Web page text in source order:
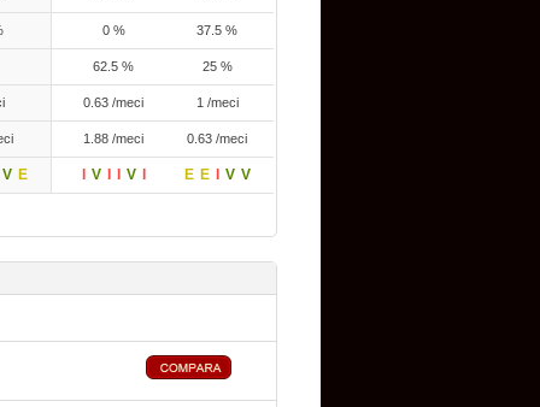
0 % 37.5 %
62.5 % 25 %
0.63 /meci 1 /meci
1.88 /meci 0.63 /meci
V E V V E E V V